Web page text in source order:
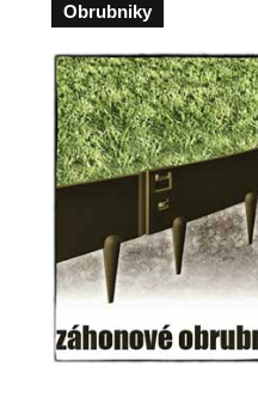
Obrubniky